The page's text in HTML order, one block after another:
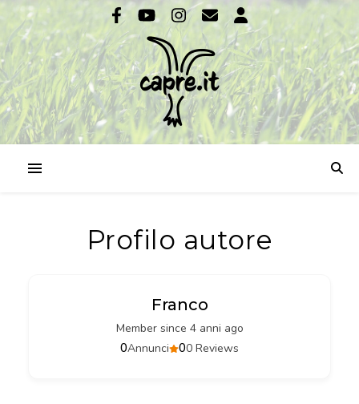
Profilo autore
Franco
Member since 4 anni ago
00 Reviews
0Annunci